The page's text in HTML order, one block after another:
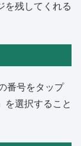
を残してくれる
番号をタップ
を選択すること